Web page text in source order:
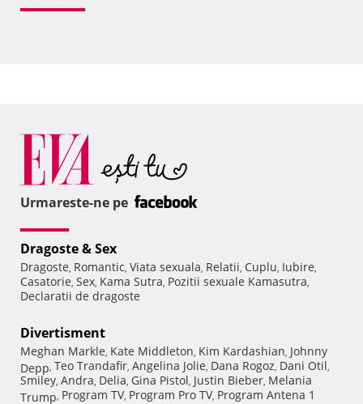
Urmareste-ne pe
Dragoste & Sex
Dragoste, Romantic, Viata sexuala, Relatii, Cuplu, Iubire,
Casatorie, Sex, Kama Sutra, Pozitii sexuale Kamasutra,
Declaratii de dragoste
Divertisment
Meghan Markle, Kate Middleton, Kim Kardashian, Johnny
Depp, Teo Trandafir, Angelina Jolie, Dana Rogoz, Dani Otil,
Smiley, Andra, Delia, Gina Pistol, Justin Bieber, Melania
Trump, Program TV, Program Pro TV, Program Antena 1